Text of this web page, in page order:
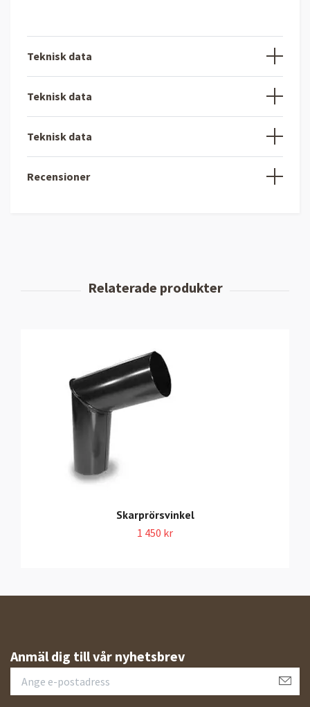
Teknisk data
Teknisk data
Teknisk data
Recensioner
Skarprörsvinkel
1 450 kr
Anmäl dig till vår nyhetsbrev